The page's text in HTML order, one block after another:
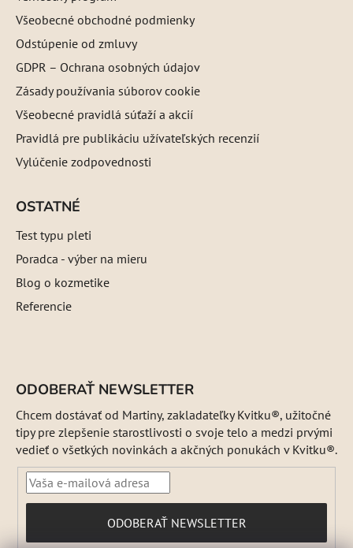
Všeobecné obchodné podmienky
Odstúpenie od zmluvy
GDPR – Ochrana osobných údajov
Zásady používania súborov cookie
Všeobecné pravidlá súťaží a akcií
Pravidlá pre publikáciu užívateľských recenzií
Vylúčenie zodpovednosti
OSTATNÉ
Test typu pleti
Poradca - výber na mieru
Blog o kozmetike
Referencie
ODOBERAŤ NEWSLETTER
Chcem dostávať od Martiny, zakladateľky Kvitku®, užitočné
tipy pre zlepšenie starostlivosti o svoje telo a medzi prvými
vedieť o všetkých novinkách a akčných ponukách v Kvitku®.
PRIHLÁSIŤ
ODOBERAŤ NEWSLETTER